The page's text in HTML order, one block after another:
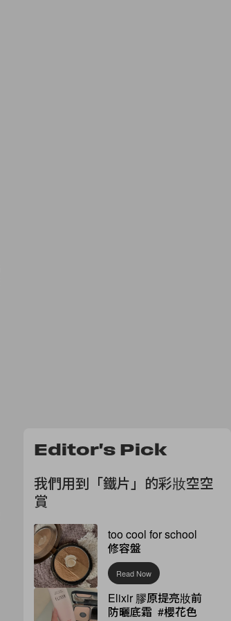
Editor's Pick
我們用到「鐵片」的彩妝空空
賞
too cool for school
修容盤
Read Now
Elixir 膠原提亮妝前
防曬底霜 #櫻花色